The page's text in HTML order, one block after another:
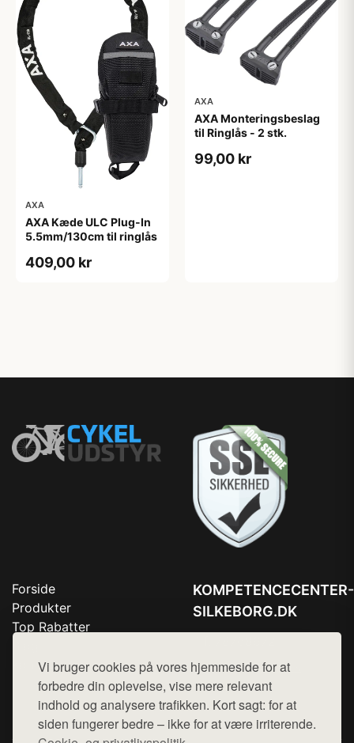
Vi bruger cookies på vores hjemmeside for at
forbedre din oplevelse, vise mere relevant
indhold og analysere trafikken. Kort sagt: for at
siden fungerer bedre – ikke for at være irriterende.
AXA
AXA Kæde ULC Plug-In
5.5mm/130cm til ringlås
409,00 kr
AXA
AXA Monteringsbeslag
til Ringlås - 2 stk.
99,00 kr
Forside
Produkter
Top Rabatter
Kontakt
KOMPETENCECENTER-
SILKEBORG.DK
Mail:hej@want.dk
Cookie- og privatlivspolitik